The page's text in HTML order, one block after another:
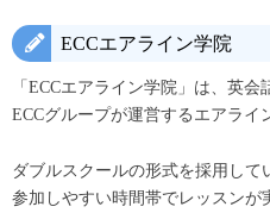
ECCエアライン学院
「ECCエアライン学院」は、英
ECCグループが運営するエアライ
ダブルスクールの形式を採用し
参加しやすい時間帯でレッスンが